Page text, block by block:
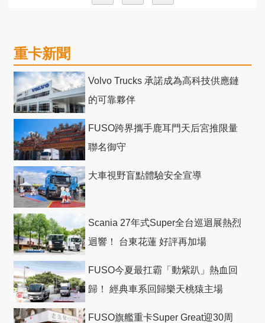
重卡新聞
Volvo Trucks 承諾成為高科技供應鏈
的可靠夥伴
FUSO跨界攜手鹿耳門天后宮推限量
聯名御守
大車視野盲點體驗安全宣導
Scania 27年式Super全台巡迴展熱烈
迴響！ 台東花蓮 好評再加場
FUSO今夏最扛霸「動紫趴」熱血回
歸！ 經典車系回歸樂天桃猿主場
FUSO旗艦重卡Super Great迎30周